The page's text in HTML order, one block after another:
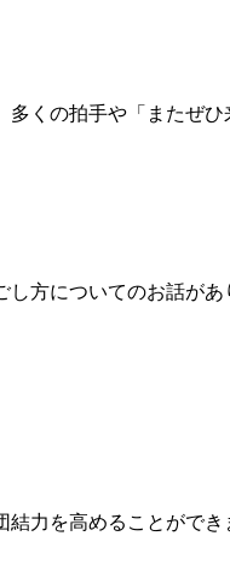
くの拍手や「またぜひ
方についてのお話があ
力を高めることができ